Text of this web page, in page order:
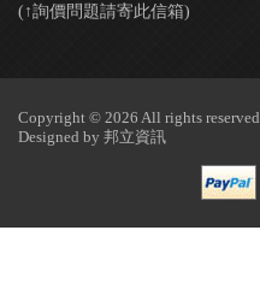
(↑詢價問題請寄此信箱)
Copyright © 2026 All rights reserved.
Designed by 邦立資訊